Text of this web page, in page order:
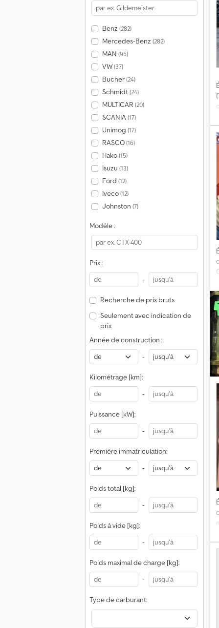
Benz (282)
Mercedes-Benz (282)
MAN (95)
VW(37)
Bucher(24)
Schmidt(24)
MULTICAR (20)
SCANIA(17)
Unimog (17)
RASCO(16)
Hako(15)
Isuzu (13)
Ford (12)
Iveco(12)
Johnston (7)
Modèle :
Prix :
-
Recherche de prix bruts
Seulement avec indication de
prix
Année de construction :
-
Kilométrage [km]:
-
Puissance [kW]:
-
Première immatriculation:
-
Poids total [kg]:
-
Poids à vide [kg]:
-
Poids maximal de charge [kg]:
-
Type de carburant: